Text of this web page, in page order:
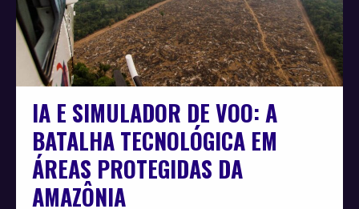
IA E SIMULADOR DE VOO: A
BATALHA TECNOLÓGICA EM
ÁREAS PROTEGIDAS DA
AMAZÔNIA